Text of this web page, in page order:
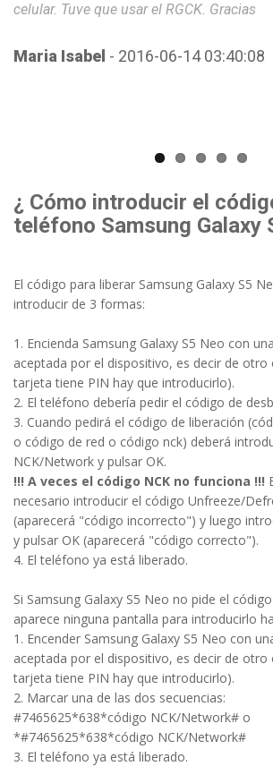
celular. Tuve que usar el RGCK. Gracias
Maria Isabel - 2016-06-14 03:40:08
¿ Cómo introducir el
teléfono Samsung Galaxy
El código para liberar Samsung Galaxy S5
introducir de 3 formas:
1. Encienda Samsung Galaxy S5 Neo con
aceptada por el dispositivo, es decir de otro
tarjeta tiene PIN hay que introducirlo).
2. El teléfono debería pedir el código de
3. Cuando pedirá el código de liberación
o código de red o código nck) deberá
NCK/Network y pulsar OK.
!!! A veces el código NCK no funciona !!!
necesario introducir el código Unfreeze/
(aparecerá "código incorrecto") y luego
y pulsar OK (aparecerá "código correcto").
4. El teléfono ya está liberado.
Si Samsung Galaxy S5 Neo no pide el
aparece ninguna pantalla para introducirlo
1. Encender Samsung Galaxy S5 Neo con
aceptada por el dispositivo, es decir de otro
tarjeta tiene PIN hay que introducirlo).
2. Marcar una de las dos secuencias:
#7465625*638*código NCK/Network# o
*#7465625*638*código NCK/Network#
3. El teléfono ya está liberado.